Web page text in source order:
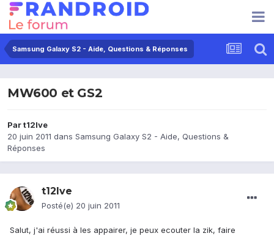
Samsung Galaxy S2 - Aide, Questions & Réponses
MW600 et GS2
Part12lve
20 juin 2011 dans Samsung Galaxy S2 - Aide, Questions &
Réponses
t12lve
Posté(e) 20 juin 2011
Salut, j'ai réussi à les appairer, je peux ecouter la zik, faire